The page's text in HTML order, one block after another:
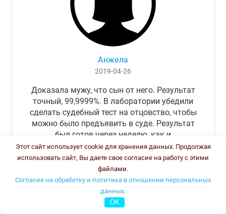
Анжела
2019-04-26
Доказала мужу, что сын от него. Результат
точный, 99,9999%. В лаборатории убедили
сделать судебный тест на отцовство, чтобы
можно было предъявить в суде. Результат
был готов через неделю, как и
обещали.Теперь муж бегает и извиняется.
Этот сайт использует cookie для хранения данных. Продолжая
использовать сайт, Вы даете свое согласие на работу с этими
файлами.
Согласие на обработку и политика в отношении персональных
данных.
OK